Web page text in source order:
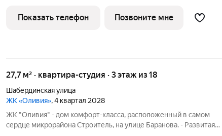
Матрица, остановки общественного транспорта, поликлиники для
взрослых и
Показать телефон Позвоните мне
27,7 м² · квартира-студия · 3 этаж из 18
Шабердинская улица
ЖК «Оливия», 4 квартал 2028
ЖК "Оливия" - дом комфорт-класса, расположенный в самом
сердце микрорайона Строитель, на улице Баранова. - Развитая